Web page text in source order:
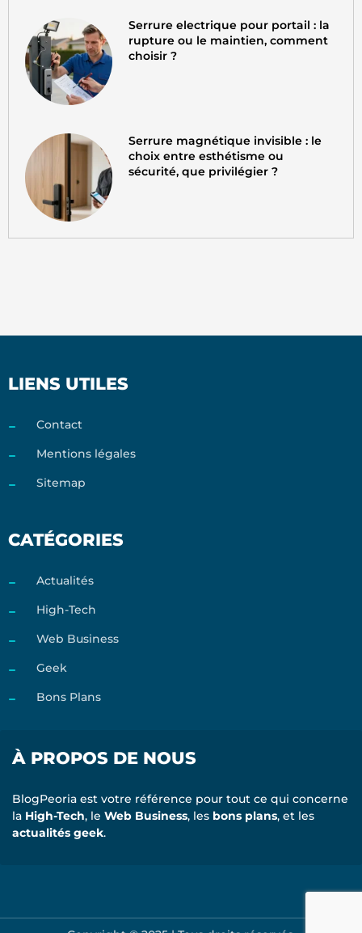
Serrure electrique pour portail : la
rupture ou le maintien, comment
choisir ?
Serrure magnétique invisible : le
choix entre esthétisme ou
sécurité, que privilégier ?
LIENS UTILES
Contact
Mentions légales
Sitemap
CATÉGORIES
Actualités
High-Tech
Web Business
Geek
Bons Plans
À PROPOS DE NOUS
BlogPeoria est votre référence pour tout ce qui concerne
la High-Tech, le Web Business, les bons plans, et les
actualités geek.